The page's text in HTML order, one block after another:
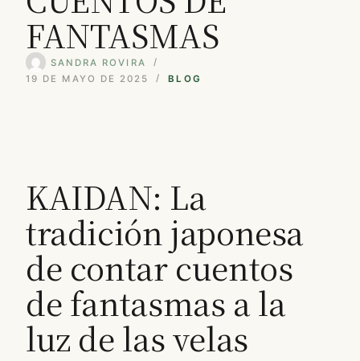
FANTASMAS
SANDRA ROVIRA
19 DE MAYO DE 2025
BLOG
KAIDAN: La
tradición japonesa
de contar cuentos
de fantasmas a la
luz de las velas